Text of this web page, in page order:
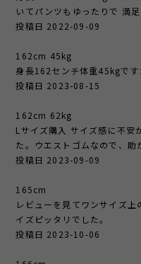
いてパンツもゆったりで 満足
投稿日 2022-09-09
162cm 45kg
身長162センチ体重45kgです
投稿日 2023-08-15
162cm 62kg
Lサイズ購入 サイズ感に不安
た。ウエストゴムなので、助
投稿日 2023-09-09
165cm
レビューを見てワンサイズ
イズピッタリでした。
投稿日 2023-10-06